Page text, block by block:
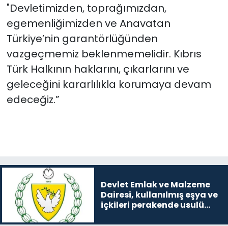
"Devletimizden, toprağımızdan,
egemenliğimizden ve Anavatan
Türkiye’nin garantörlüğünden
vazgeçmemiz beklenmemelidir. Kıbrıs
Türk Halkının haklarını, çıkarlarını ve
geleceğini kararlılıkla korumaya devam
edeceğiz.”
Devlet Emlak ve Malzeme
Dairesi, kullanılmış eşya ve
içkileri perakende usulü